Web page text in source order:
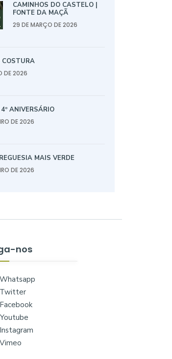
CAMINHOS DO CASTELO |
FONTE DA MAÇÃ
29 DE MARÇO DE 2026
COSTURA
DE 2026
ANIVERSÁRIO
DE 2026
MAIS VERDE
DE 2026
nos
Whatsapp
Twitter
Facebook
Youtube
Instagram
Vimeo